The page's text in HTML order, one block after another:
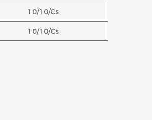
10/10/Cs
10/10/Cs